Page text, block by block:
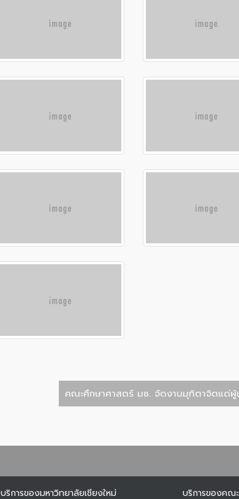
คณะศึกษาศาสตร์ มช. จัดงานมุทิตาจิตแด่ผู้
บริการของมหาวิทยาลัยเชียงใหม่ บริการของคณ